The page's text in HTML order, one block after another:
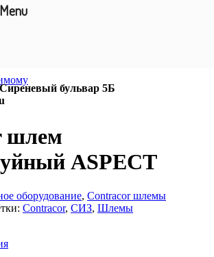
шлем
ASPECT
оборудование, Contracor шлемы
Contracor, СИЗ, Шлемы
бульвар 5Б